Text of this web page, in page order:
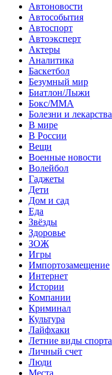
Автоновости
Автособытия
Автоспорт
Автоэксперт
Актеры
Аналитика
Баскетбол
Безумный мир
Биатлон/Лыжи
Бокс/MMA
Болезни и лекарства
В мире
В России
Вещи
Военные новости
Волейбол
Гаджеты
Дети
Дом и сад
Еда
Звёзды
Здоровье
ЗОЖ
Игры
Импортозамещение
Интернет
Истории
Компании
Криминал
Культура
Лайфхаки
Летние виды спорта
Личный счет
Люди
Места